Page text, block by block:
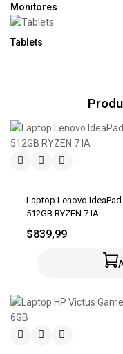
Monitores
Tablets
Laptop Lenovo IdeaPad
512GB RYZEN 7 IA
$839,99